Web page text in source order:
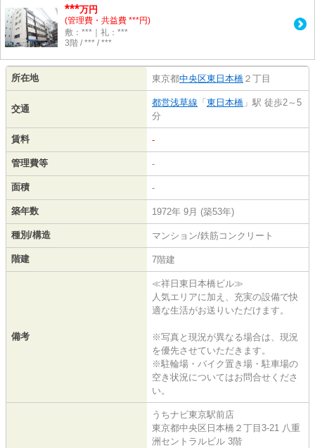
***万円
(管理費・共益費 ***円)
敷：***｜礼：***
3階 / *** / ***
所在地 東京都中央区東日本橋 ２丁目
交通
都営浅草線 「 東日本橋 」駅 徒歩2～5
分
賃料 -
管理費等 -
面積 -
築年数 1972年 9月 (築53年)
種別/構造 マンション/鉄筋コンクリート
階建 7階建
備考
≪祥日東日本橋ビル≫
人気エリアに加え、充実の設備で快
適な生活がお送りいただけます。
※写真と現況が異なる場合は、現況
を優先させていただきます。
※駐輪場・バイク置き場・駐車場の
空き状況についてはお問合せくださ
い。
うちナビ東京駅前店
東京都中央区日本橋２丁目3-21 八重
洲セントラルビル 3階